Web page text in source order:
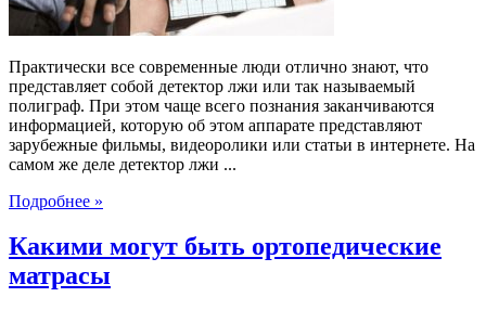
Практически все современные люди отлично знают, что
представляет собой детектор лжи или так называемый
полиграф. При этом чаще всего познания заканчиваются
информацией, которую об этом аппарате представляют
зарубежные фильмы, видеоролики или статьи в интернете. На
самом же деле детектор лжи ...
Подробнее »
Какими могут быть ортопедические
матрасы